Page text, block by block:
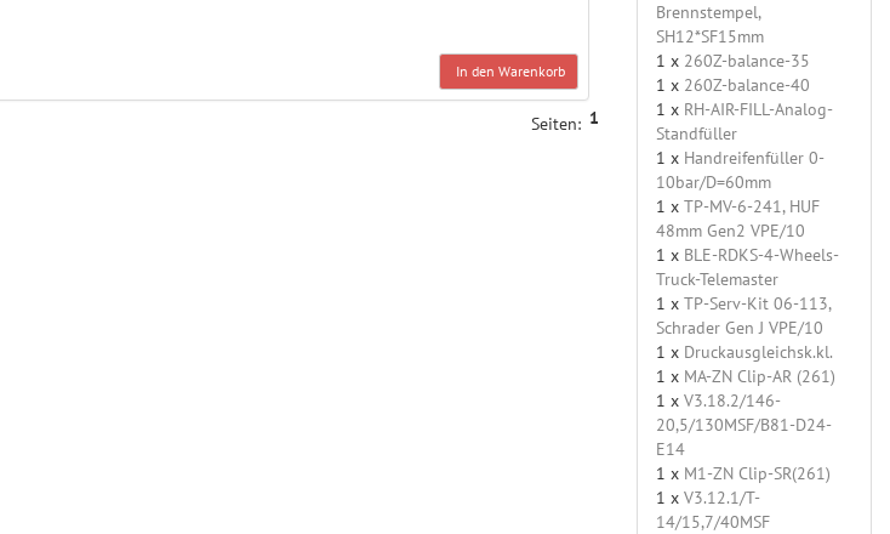
In den Warenkorb
1
Seiten:
Brennstempel,
SH12*SF15mm
1 x 260Z-balance-35
1 x 260Z-balance-40
1 x RH-AIR-FILL-Analog-
Standfüller
1 x Handreifenfüller 0-
10bar/D=60mm
1 x TP-MV-6-241, HUF
48mm Gen2 VPE/10
1 x BLE-RDKS-4-Wheels-
Truck-Telemaster
1 x TP-Serv-Kit 06-113,
Schrader Gen J VPE/10
1 x Druckausgleichsk.kl.
1 x MA-ZN Clip-AR (261)
1 x V3.18.2/146-
20,5/130MSF/B81-D24-
E14
1 x M1-ZN Clip-SR(261)
1 x V3.12.1/T-
14/15,7/40MSF